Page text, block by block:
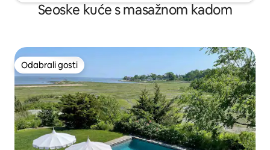
Seoske kuće s masažnom kadom
Odabrali gosti
Odabrali gosti